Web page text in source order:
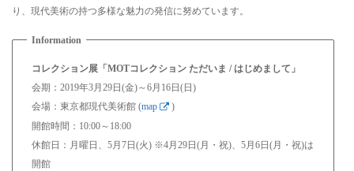
り、現代美術の持つ多様な魅力の発信に努めています。
コレクション展「MOTコレクション ただいま / はじめまして」
会期：2019年3月29日(金)～6月16日(日)
会場：東京都現代美術館 (map
)
開館時間：10:00～18:00
休館日：月曜日、5月7日(火) ※4月29日(月・祝)、5月6日(月・祝)は
開館